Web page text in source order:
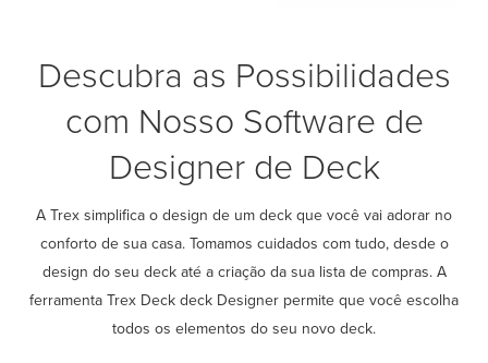
Descubra as Possibilidades
com Nosso Software de
Designer de Deck
A Trex simplifica o design de um deck que você vai adorar no
conforto de sua casa. Tomamos cuidados com tudo, desde o
design do seu deck até a criação da sua lista de compras. A
ferramenta Trex Deck deck Designer permite que você escolha
todos os elementos do seu novo deck.